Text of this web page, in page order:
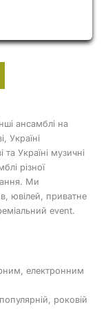
ансамблі на
Україні
Україні музичні
різної
Ми
ювілей, приватне
event.
електронним
роковій